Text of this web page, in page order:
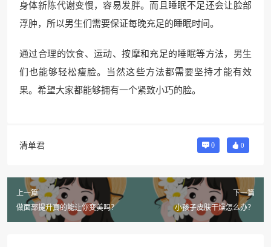
身体新陈代谢变慢，容易发胖。而且睡眠不足还会让脸部
浮肿，所以男生们需要保证每晚充足的睡眠时间。
通过合理的饮食、运动、按摩和充足的睡眠等方法，男生
们也能够轻松瘦脸。当然这些方法都需要坚持才能有效
果。希望大家都能够拥有一个紧致小巧的脸。
清单君 0 0
上一篇
做面部提升真的能让你变美吗？
下一篇
小孩子皮肤干燥怎么办？